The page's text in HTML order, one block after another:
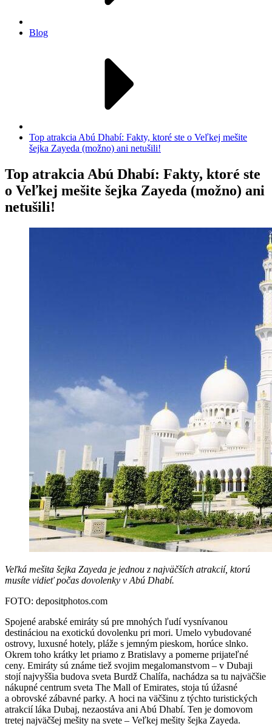
Blog
Top atrakcia Abú Dhabí: Fakty, ktoré ste o Veľkej mešite
šejka Zayeda (možno) ani netušili!
Top atrakcia Abú Dhabí: Fakty, ktoré ste
o Veľkej mešite šejka Zayeda (možno) ani
netušili!
Veľká mešita šejka Zayeda je jednou z najväčších atrakcií, ktorú
musíte vidieť počas dovolenky v Abú Dhabí.
FOTO: depositphotos.com
Spojené arabské emiráty sú pre mnohých ľudí vysnívanou
destináciou na exotickú dovolenku pri mori. Umelo vybudované
ostrovy, luxusné hotely, pláže s jemným pieskom, horúce slnko.
Okrem toho krátky let priamo z Bratislavy a pomerne prijateľné
ceny. Emiráty sú známe tiež svojim megalomanstvom – v Dubaji
stojí najvyššia budova sveta Burdž Chalífa, nachádza sa tu najväčšie
nákupné centrum sveta The Mall of Emirates, stoja tú úžasné
a obrovské zábavné parky. A hoci na väčšinu z týchto turistických
atrakcií láka Dubaj, nezaostáva ani Abú Dhabí. Ten je domovom
tretej najväčšej mešity na svete – Veľkej mešity šejka Zayeda.